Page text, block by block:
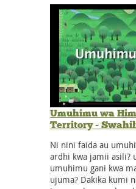
Umuhimu wa
Territory -
Ni nini faida au
ardhi kwa jamii asili?
umuhimu gani kwa
ujuma? Dakika kumi